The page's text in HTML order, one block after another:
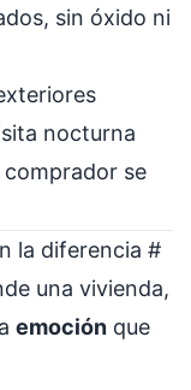
sin óxido ni
nocturna
comprador se
la diferencia #
una vivienda,
emoción que